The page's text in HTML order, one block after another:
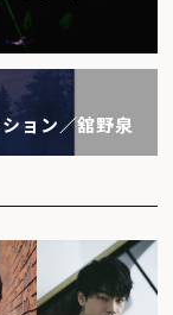
ョン／舘野泉